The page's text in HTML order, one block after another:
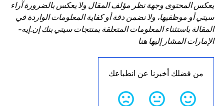
يعكس المحتوى وجهة نظر مؤلف المقال ولا يعكس بالضرورة آراء
سيتي أو موظفيها، ولا نضمن دقة أو كفاية المعلومات الواردة في
المقالة باستثناء المعلومات المتعلقة بمنتجات سيتي بنك إن.إيه-
الإمارات المشار إليها هنا
من فضلك أخبرنا عن انطباعك